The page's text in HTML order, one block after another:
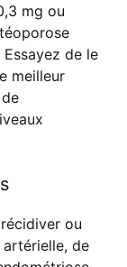
mg ou
de le
meilleur
ou
artérielle, de